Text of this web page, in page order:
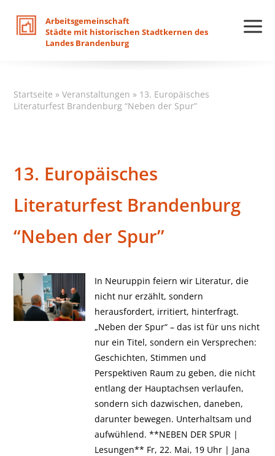
Arbeitsgemeinschaft
Städte mit historischen Stadtkernen des
Landes Brandenburg
Startseite »Veranstaltungen » 13. Europäisches
Literaturfest Brandenburg “Neben der Spur”
13. Europäisches
Literaturfest Brandenburg
“Neben der Spur”
In Neuruppin feiern wir Literatur, die
nicht nur erzählt, sondern
herausfordert, irritiert, hinterfragt.
„Neben der Spur“ – das ist für uns nicht
nur ein Titel, sondern ein Versprechen:
Geschichten, Stimmen und
Perspektiven Raum zu geben, die nicht
entlang der Hauptachsen verlaufen,
sondern sich dazwischen, daneben,
darunter bewegen. Unterhaltsam und
aufwühlend. **NEBEN DER SPUR |
Lesungen** Fr, 22. Mai, 19 Uhr | Jana